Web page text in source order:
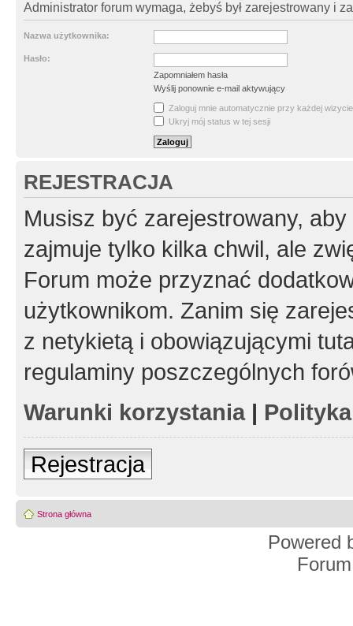
Administrator forum wymaga, żebyś był zarejestrowany i
Nazwa użytkownika:
Hasło:
Zapomniałem hasła
Wyślij ponownie e-mail aktywujący
Zaloguj mnie automatycznie przy każdej wizycie
Ukryj mój status w tej sesji
REJESTRACJA
Musisz być zarejestrowany,
zajmuje tylko kilka chwil, ale
Forum może przyznać
użytkownikom. Zanim się
z netykietą i obowiązującymi
regulaminy poszczególnych
Warunki korzystania|
Rejestracja
Strona główna
Powered